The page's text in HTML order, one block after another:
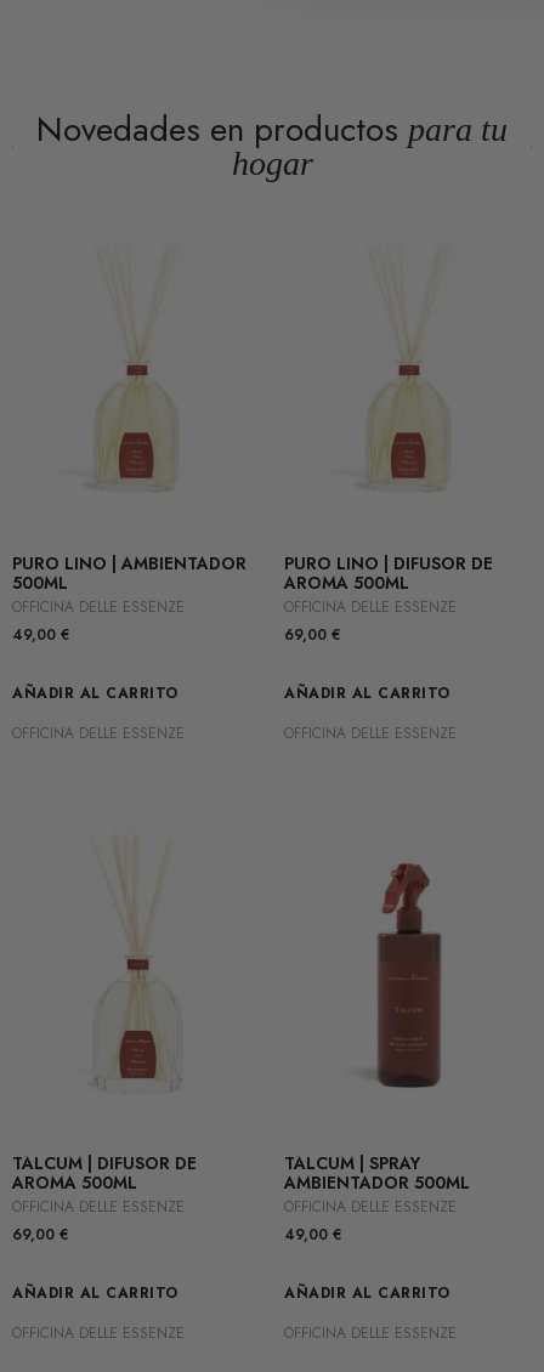
Novedades en productos para tu
hogar
PURO LINO | AMBIENTADOR
500ML
OFFICINA DELLE ESSENZE
49,00 €
AÑADIR AL CARRITO
OFFICINA DELLE ESSENZE
PURO LINO | DIFUSOR DE
AROMA 500ML
OFFICINA DELLE ESSENZE
69,00 €
AÑADIR AL CARRITO
OFFICINA DELLE ESSENZE
TALCUM | DIFUSOR DE
AROMA 500ML
OFFICINA DELLE ESSENZE
69,00 €
AÑADIR AL CARRITO
OFFICINA DELLE ESSENZE
TALCUM | SPRAY
AMBIENTADOR 500ML
OFFICINA DELLE ESSENZE
49,00 €
AÑADIR AL CARRITO
OFFICINA DELLE ESSENZE